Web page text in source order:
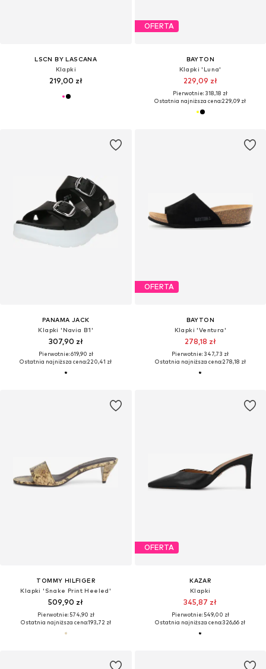
LSCN BY LASCANA
Klapki
219,00 zł
OFERTA
BAYTON
Klapki 'Luna'
229,09 zł
Pierwotnie: 318,18 zł
Ostatnia najniższa cena:229,09 zł
PANAMA JACK
Klapki 'Navia B1'
307,90 zł
Pierwotnie: 619,90 zł
Ostatnia najniższa cena:220,41 zł
OFERTA
BAYTON
Klapki 'Ventura'
278,18 zł
Pierwotnie: 347,73 zł
Ostatnia najniższa cena:278,18 zł
TOMMY HILFIGER
Klapki 'Snake Print Heeled'
509,90 zł
Pierwotnie: 574,90 zł
Ostatnia najniższa cena:193,72 zł
OFERTA
KAZAR
Klapki
345,87 zł
Pierwotnie: 549,00 zł
Ostatnia najniższa cena:326,66 zł